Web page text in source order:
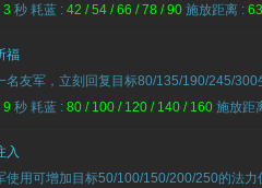
3 秒 耗蓝 :42 / 54 / 66 / 78 / 90 施放距离 :
福
名友军，立刻回复目标80/135/190/245/
9 秒 耗蓝 :80 / 100 / 120 / 140 / 160施放距
入
使用可增加目标50/100/150/200/250的法